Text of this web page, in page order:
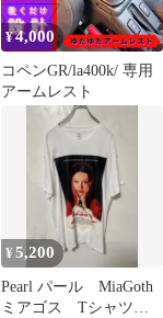
¥4,000
コペンGR/la400k/ 専用
アームレスト
¥5,200
Pearl パール MiaGoth
ミアゴス Tシャツ